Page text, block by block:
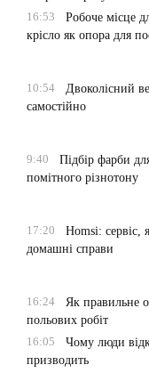
16:53
Робоче місце
крісло як опора для
10:54
Двоколісний
самостійно
9:40
Підбір фарби
помітного різнотону
17:20
Homsi: сервіс,
домашні справи
16:24
Як правильне
польових робіт
16:05
Чому люди
призводить